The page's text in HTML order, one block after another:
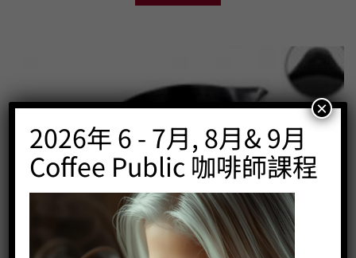
2026年 6 - 7月, 8月& 9月
Coffee Public 咖啡師課程
×